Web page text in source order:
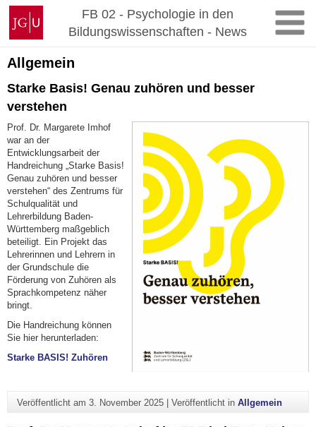
Zum
Inhalt
springen
Johannes
Gutenberg-
Universität
Mainz
FB 02 - Psychologie in den
Bildungswissenschaften - News
Allgemein
Starke Basis! Genau zuhören und besser
verstehen
Prof. Dr. Margarete Imhof
war an der
Entwicklungsarbeit der
Handreichung „Starke Basis!
Genau zuhören und besser
verstehen“ des Zentrums für
Schulqualität und
Lehrerbildung Baden-
Württemberg maßgeblich
beteiligt. Ein Projekt das
Lehrerinnen und Lehrern in
der Grundschule die
Förderung von Zuhören als
Sprachkompetenz näher
bringt.
Die Handreichung können
Sie hier herunterladen:
Starke BASIS! Zuhören
Veröffentlicht am 3. November 2025| Veröffentlicht in Allgemein